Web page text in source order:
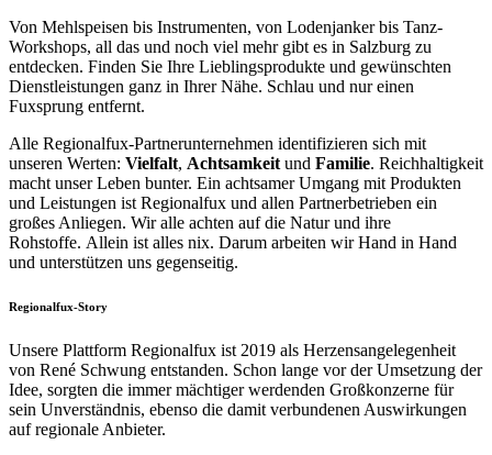
Von Mehlspeisen bis Instrumenten, von Lodenjanker bis Tanz-
Workshops, all das und noch viel mehr gibt es in Salzburg zu
entdecken. Finden Sie Ihre Lieblingsprodukte und gewünschten
Dienstleistungen ganz in Ihrer Nähe. Schlau und nur einen
Fuxsprung entfernt.
Alle Regionalfux-Partnerunternehmen identifizieren sich mit
unseren Werten: Vielfalt, Achtsamkeit und Familie. Reichhaltigkeit
macht unser Leben bunter. Ein achtsamer Umgang mit Produkten
und Leistungen ist Regionalfux und allen Partnerbetrieben ein
großes Anliegen. Wir alle achten auf die Natur und ihre
Rohstoffe. Allein ist alles nix. Darum arbeiten wir Hand in Hand
und unterstützen uns gegenseitig.
Regionalfux-Story
Unsere Plattform Regionalfux ist 2019 als Herzensangelegenheit
von René Schwung entstanden. Schon lange vor der Umsetzung der
Idee, sorgten die immer mächtiger werdenden Großkonzerne für
sein Unverständnis, ebenso die damit verbundenen Auswirkungen
auf regionale Anbieter.